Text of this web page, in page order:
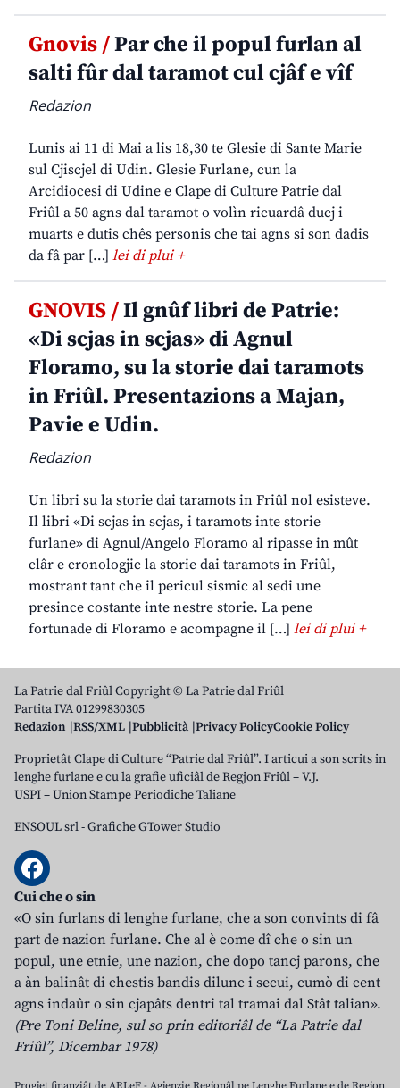
Gnovis /Par che il popul furlan al
salti fûr dal taramot cul cjâf e vîf
Redazion
Lunis ai 11 di Mai a lis 18,30 te Glesie di Sante Marie
sul Cjiscjel di Udin. Glesie Furlane, cun la
Arcidiocesi di Udine e Clape di Culture Patrie dal
Friûl a 50 agns dal taramot o volìn ricuardâ ducj i
muarts e dutis chês personis che tai agns si son dadis
da fâ par […] lei di plui +
GNOVIS /Il gnûf libri de Patrie:
«Di scjas in scjas» di Agnul
Floramo, su la storie dai taramots
in Friûl. Presentazions a Majan,
Pavie e Udin.
Redazion
Un libri su la storie dai taramots in Friûl nol esisteve.
Il libri «Di scjas in scjas, i taramots inte storie
furlane» di Agnul/Angelo Floramo al ripasse in mût
clâr e cronologjic la storie dai taramots in Friûl,
mostrant tant che il pericul sismic al sedi une
presince costante inte nestre storie. La pene
fortunade di Floramo e acompagne il […] lei di plui +
La Patrie dal Friûl Copyright © La Patrie dal Friûl
Partita IVA 01299830305
Redazion RSS/XML Pubblicità Privacy PolicyCookie Policy
Proprietât Clape di Culture “Patrie dal Friûl”. I articui a son scrits in
lenghe furlane e cu la grafie uficiâl de Regjon Friûl – V.J.
USPI – Union Stampe Periodiche Taliane
ENSOUL srl-Grafiche GTower Studio
Cui che o sin
«O sin furlans di lenghe furlane, che a son convints di fâ
part de nazion furlane. Che al è come dî che o sin un
popul, une etnie, une nazion, che dopo tancj parons, che
a àn balinât di chestis bandis dilunc i secui, cumò di cent
agns indaûr o sin cjapâts dentri tal tramai dal Stât talian».
(Pre Toni Beline, sul so prin editoriâl de “La Patrie dal
Friûl”, Dicembar 1978)